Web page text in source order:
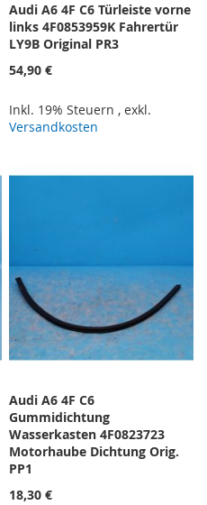
Audi A6 4F C6 Türleiste vorne
links 4F0853959K Fahrertür
LY9B Original PR3
54,90 €
Inkl. 19% Steuern , exkl.
Versandkosten
Audi A6 4F C6
Gummidichtung
Wasserkasten 4F0823723
Motorhaube Dichtung Orig.
PP1
18,30 €